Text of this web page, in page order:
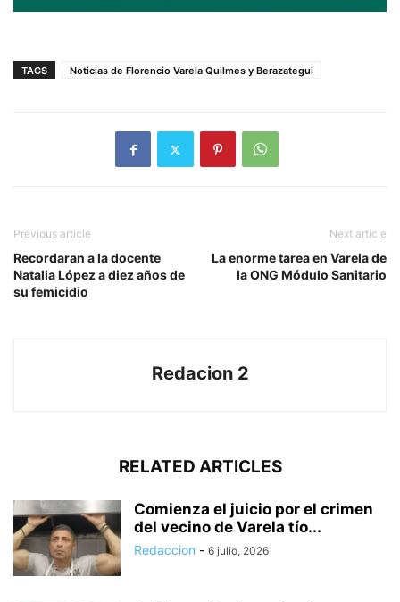
TAGS Noticias de Florencio Varela Quilmes y Berazategui
Previous article
Recordaran a la docente
Natalia López a diez años de
su femicidio
Next article
La enorme tarea en Varela de
la ONG Módulo Sanitario
Redacion 2
RELATED ARTICLES
Comienza el juicio por el crimen
del vecino de Varela tío...
Redaccion - 6 julio, 2026